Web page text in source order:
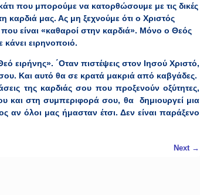
που μπορούμε να κατορθώσουμε με τις δικές
καρδιά μας. Ας μη ξεχνούμε ότι ο Χριστός
είναι «καθαροί στην καρδιά». Μόνο ο Θεός
ειρηνοποιό.
ειρήνης». ΄Οταν πιστέψεις στον Ιησού Χριστό,
Και αυτό θα σε κρατά μακριά από καβγάδες.
της καρδιάς σου που προξενούν οξύτητες,
και στη συμπεριφορά σου, θα δημιουργεί μια
όλοι μας ήμασταν έτσι. Δεν είναι παράξενο
Next →